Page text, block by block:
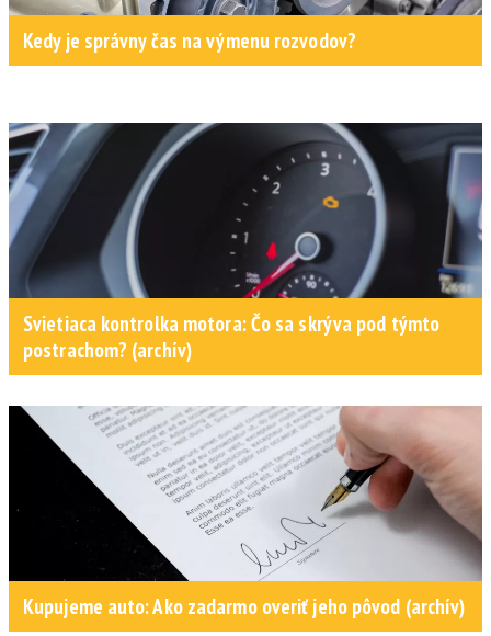
Kedy je správny čas na výmenu rozvodov?
Svietiaca kontrolka motora: Čo sa skrýva pod týmto
postrachom? (archív)
Kupujeme auto: Ako zadarmo overiť jeho pôvod (archív)